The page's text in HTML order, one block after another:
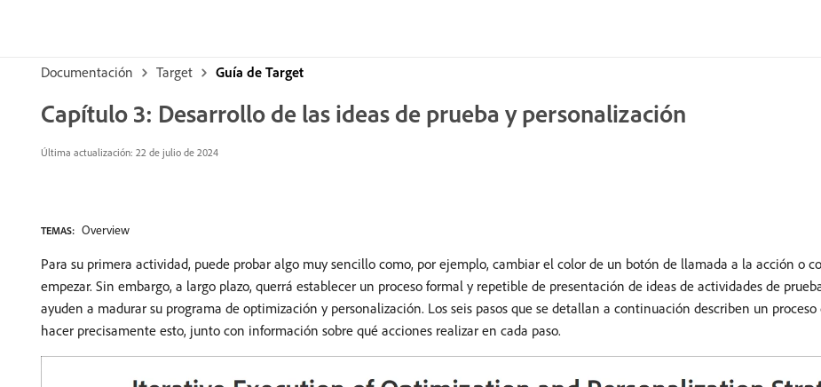
Documentación Target Guía de Target
Capítulo 3: Desarrollo de las ideas de prueba y personalización
Última actualización: 22 de julio de 2024
TEMAS: Overview
Para su primera actividad, puede probar algo muy sencillo como, por ejemplo, cambiar el color de un botón de llamada a la acción o
empezar. Sin embargo, a largo plazo, querrá establecer un proceso formal y repetible de presentación de ideas de actividades de
ayuden a madurar su programa de optimización y personalización. Los seis pasos que se detallan a continuación describen un
hacer precisamente esto, junto con información sobre qué acciones realizar en cada paso.